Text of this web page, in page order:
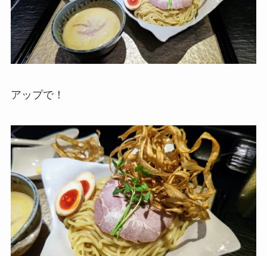
アップで！